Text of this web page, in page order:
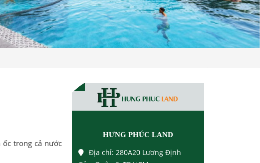
ốc trong cả nước
HƯNG PHÚC LAND
Địa chỉ: 280A20 Lương Định